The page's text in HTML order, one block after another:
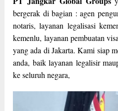
bergerak di bagian : agen
notaris, layanan legalisasi
kemenlu, layanan pembuatan
yang ada di Jakarta. Kami siap
anda, baik layanan legalisir
ke seluruh negara,